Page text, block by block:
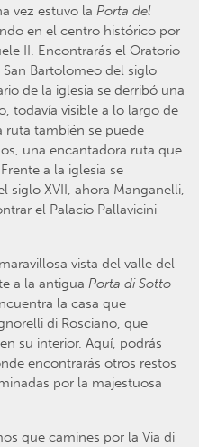
vez estuvo la Porta del
en el centro histórico por
II. Encontrarás el Oratorio
Bartolomeo del siglo
de la iglesia se derribó una
todavía visible a lo largo de
ruta también se puede
una encantadora ruta que
a la iglesia se
siglo XVII, ahora Manganelli,
el Palacio Pallavicini-
vista del valle del
a la antigua Porta di Sotto
la casa que
di Rosciano, que
su interior. Aquí, podrás
encontrarás otros restos
por la majestuosa
que camines por la Via di